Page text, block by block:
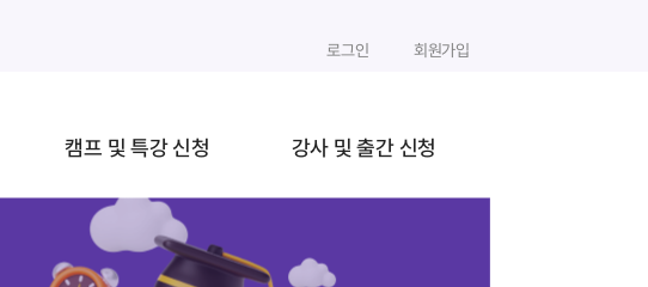
로그인 회원가입
캠프 및 특강 신청 강사 및 출간 신청